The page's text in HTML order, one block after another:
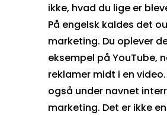
ikke, hvad du lige er
På engelsk kaldes det
marketing. Du oplever
eksempel på YouTube,
reklamer midt i en
også under navnet
marketing. Det er ikke